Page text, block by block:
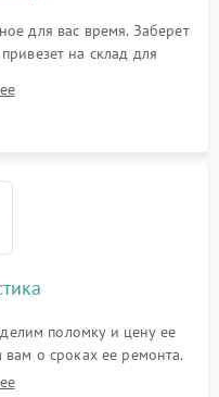
для вас время. Заберет
на склад для
поломку и цену ее
о сроках ее ремонта.